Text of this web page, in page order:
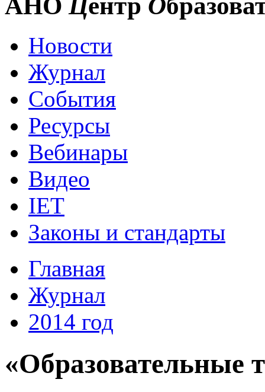
АНО Центр О
Новости
Журнал
События
Ресурсы
Вебинары
Видео
IET
Законы и стандарты
Главная
Журнал
2014 год
«Образовательные